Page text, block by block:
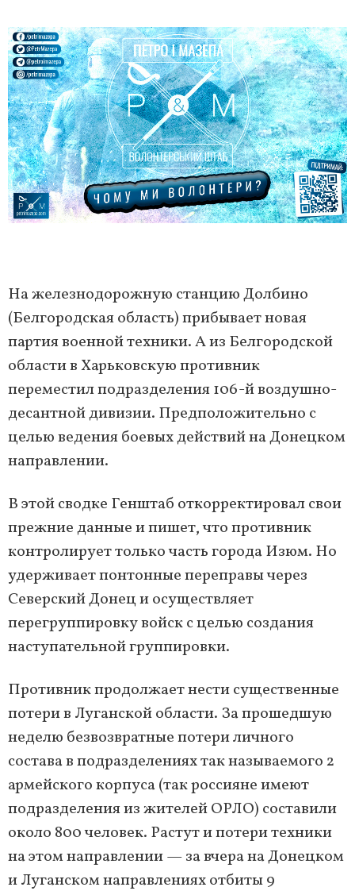
На железнодорожную станцию ​​Долбино
(Белгородская область) прибывает новая
партия военной техники. А из Белгородской
области в Харьковскую противник
переместил подразделения 106-й воздушно-
десантной дивизии. Предположительно с
целью ведения боевых действий на Донецком
направлении.
В этой сводке Генштаб откорректировал свои
прежние данные и пишет, что противник
контролирует только часть города Изюм. Но
удерживает понтонные переправы через
Северский Донец и осуществляет
перегруппировку войск с целью создания
наступательной группировки.
Противник продолжает нести существенные
потери в Луганской области. За прошедшую
неделю безвозвратные потери личного
состава в подразделениях так называемого 2
армейского корпуса (так россияне имеют
подразделения из жителей ОРЛО) составили
около 800 человек. Растут и потери техники
на этом направлении — за вчера на Донецком
и Луганском направлениях отбиты 9